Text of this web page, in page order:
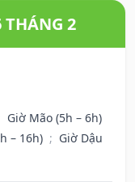
THÁNG 2
Giờ Mão (5h – 6h)
– 16h) ; Giờ Dậu